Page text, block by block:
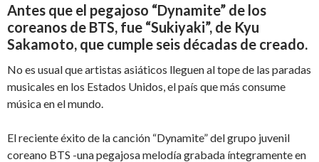
Antes que el pegajoso “Dynamite” de los
coreanos de BTS, fue “Sukiyaki”, de Kyu
Sakamoto, que cumple seis décadas de creado.
No es usual que artistas asiáticos lleguen al tope de las paradas
musicales en los Estados Unidos, el país que más consume
música en el mundo.
El reciente éxito de la canción “Dynamite” del grupo juvenil
coreano BTS -una pegajosa melodía grabada íntegramente en